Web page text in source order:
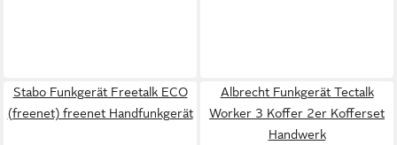
Stabo Funkgerät Freetalk ECO
(freenet) freenet Handfunkgerät
Albrecht Funkgerät Tectalk
Worker 3 Koffer 2er Kofferset
Handwerk